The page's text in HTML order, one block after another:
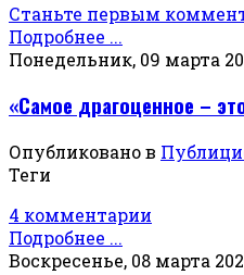
Станьте первым
Подробнее ...
Понедельник, 09 марта
«Самое драгоценное –
Опубликовано в
Теги
4 комментарии
Подробнее ...
Воскресенье, 08 марта